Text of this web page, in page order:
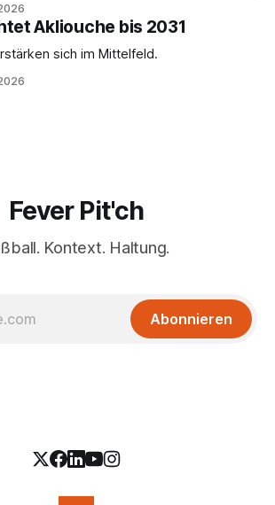
Akliouche bis 2031
sich im Mittelfeld.
Fever Pit'ch
Kontext. Haltung.
Abonnieren